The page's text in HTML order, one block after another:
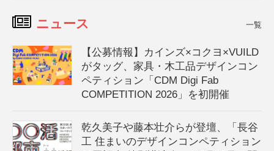
ニュース 一覧
【公募情報】カインズ×コクヨ×VUILD
がタッグ、家具・木工品デザインコン
ペティション「CDM Digi Fab
COMPETITION 2026」を初開催
乾久美子や藤本壮介らが登壇、「長谷
工 住まいのデザインコンペティション